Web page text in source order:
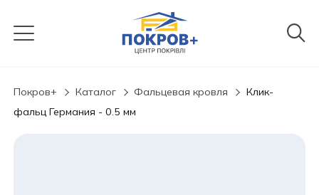
Покров+ Каталог Фальцевая кровля
Клик-
фальц Германия - 0.5 мм